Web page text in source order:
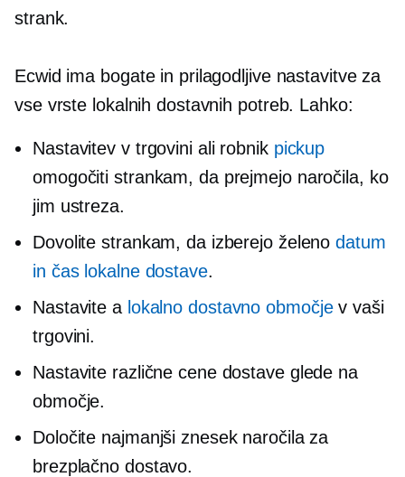
strank.
Ecwid ima bogate in prilagodljive nastavitve za
vse vrste lokalnih dostavnih potreb. Lahko:
Nastavitev v trgoviniali robnik pickup
omogočiti strankam, da prejmejo naročila, ko
jim ustreza.
Dovolite strankam, da izberejo želenodatum
in čas lokalne dostave.
Nastavite a lokalno dostavno območjev vaši
trgovini.
Nastavite različne cene dostave glede na
območje.
Določite najmanjši znesek naročila za
brezplačno dostavo.